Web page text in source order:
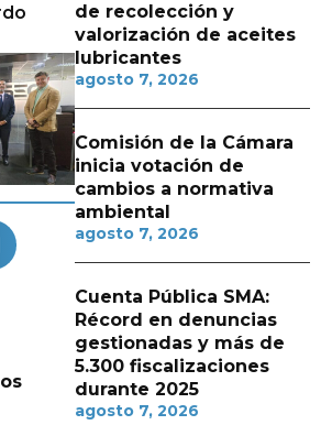
de recolección y
valorización de aceites
lubricantes
agosto 7, 2026
Comisión de la Cámara
inicia votación de
cambios a normativa
ambiental
agosto 7, 2026
Cuenta Pública SMA:
Récord en denuncias
gestionadas y más de
5.300 fiscalizaciones
durante 2025
agosto 7, 2026